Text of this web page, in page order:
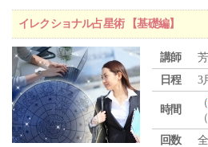
イレクショナル占星術 【基礎編】
講師
日程
3
時間
（
回数